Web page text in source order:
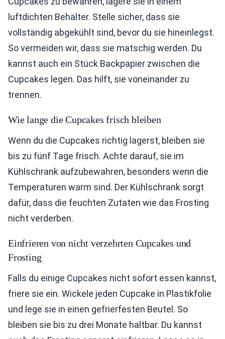
luftdichten Behälter. Stelle sicher, dass sie
vollständig abgekühlt sind, bevor du sie hineinlegst.
So vermeiden wir, dass sie matschig werden. Du
kannst auch ein Stück Backpapier zwischen die
Cupcakes legen. Das hilft, sie voneinander zu
trennen.
Wie lange die Cupcakes frisch bleiben
Wenn du die Cupcakes richtig lagerst, bleiben sie
bis zu fünf Tage frisch. Achte darauf, sie im
Kühlschrank aufzubewahren, besonders wenn die
Temperaturen warm sind. Der Kühlschrank sorgt
dafür, dass die feuchten Zutaten wie das Frosting
nicht verderben.
Einfrieren von nicht verzehrten Cupcakes und
Frosting
Falls du einige Cupcakes nicht sofort essen kannst,
friere sie ein. Wickele jeden Cupcake in Plastikfolie
und lege sie in einen gefrierfesten Beutel. So
bleiben sie bis zu drei Monate haltbar. Du kannst